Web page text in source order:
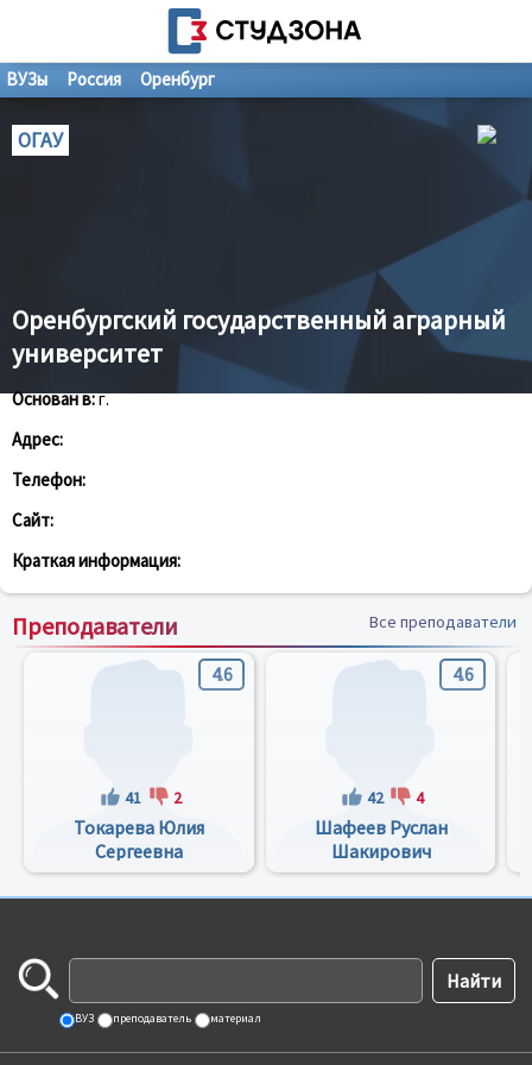
ВУЗы Россия Оренбург
ОГАУ
Оренбургский государственный аграрный
университет
Основан в:г.
Адрес:
Телефон:
Сайт:
Краткая информация:
Преподаватели Все преподаватели
4.6
41 2
Токарева Юлия
Сергеевна
4.6
42 4
Шафеев Руслан
Шакирович
ВУЗ преподаватель материал